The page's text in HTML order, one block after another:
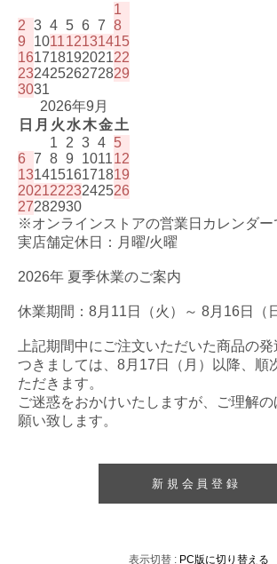
1
2 3 4 5 6 7 8
9
101112131415
16171819202122
23242526272829
3031
2026年9月
日 月 火 水木金土
1
2 3 4 5
6 7 8 9 101112
13141516171819
20212223242526
27282930
※オンラインストアの営業日カレンダー
実店舗定休日：月曜/火曜
2026年 夏季休業のご案内
休業期間：8月11日（火）～ 8月16日（
上記期間中にご注文いただいた商品の
つきましては、8月17日（月）以降、順
ただきます。
ご迷惑をおかけいたしますが、ご理解
願い致します。
新規会員登録
表示切替 : PC版に切り替える